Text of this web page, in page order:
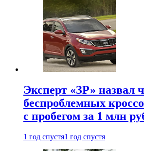
Эксперт «ЗР» назвал
беспроблемных
с пробегом за 1 млн
1 год спустя1 год спустя